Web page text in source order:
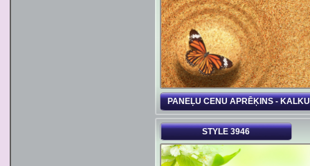
PANEĻU CENU APRĒĶINS -
STYLE 3946